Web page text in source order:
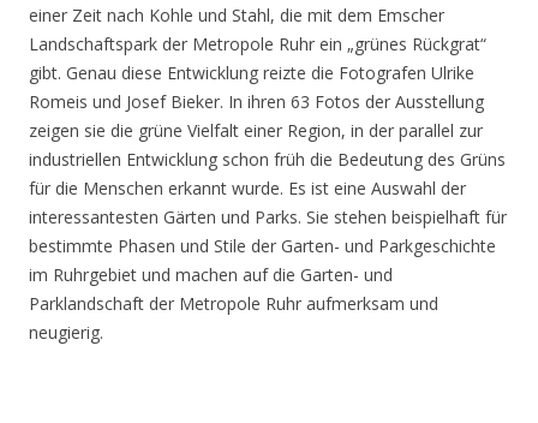
einer Zeit nach Kohle und Stahl, die mit dem Emscher
Landschaftspark der Metropole Ruhr ein „grünes Rückgrat“
gibt. Genau diese Entwicklung reizte die Fotografen Ulrike
Romeis und Josef Bieker. In ihren 63 Fotos der Ausstellung
zeigen sie die grüne Vielfalt einer Region, in der parallel zur
industriellen Entwicklung schon früh die Bedeutung des Grüns
für die Menschen erkannt wurde. Es ist eine Auswahl der
interessantesten Gärten und Parks. Sie stehen beispielhaft für
bestimmte Phasen und Stile der Garten- und Parkgeschichte
im Ruhrgebiet und machen auf die Garten- und
Parklandschaft der Metropole Ruhr aufmerksam und
neugierig.